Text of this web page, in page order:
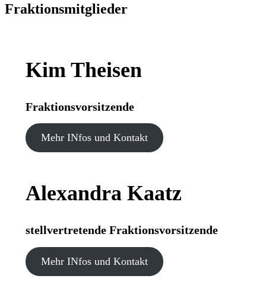
Fraktionsmitglieder
Kim Theisen
Fraktionsvorsitzende
Mehr INfos und Kontakt
Alexandra Kaatz
stellvertretende Fraktionsvorsitzende
Mehr INfos und Kontakt